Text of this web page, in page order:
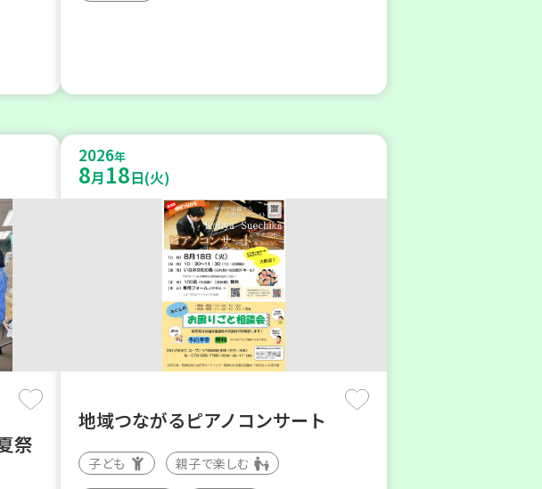
祭
2026年
8月 18日(火)
地域つながるピアノコンサート
子ども 親子で楽しむ